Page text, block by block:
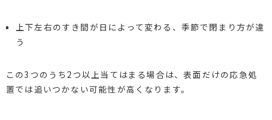
上下左右のすき間が日によって変わる、季節で閉まり方が違
う
この3つのうち2つ以上当てはまる場合は、表面だけの応急処
置では追いつかない可能性が高くなります。